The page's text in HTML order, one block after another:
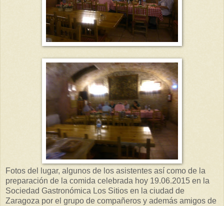
Fotos del lugar, algunos de los asistentes así como de la
preparación de la comida celebrada hoy 19.06.2015 en la
Sociedad Gastronómica Los Sitios en la ciudad de
Zaragoza por el grupo de compañeros y además amigos de